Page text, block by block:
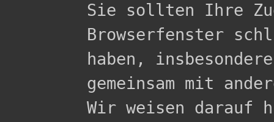
Sie sollten Ihre
Browserfenster
haben,
gemeinsam mit
Wir weisen darauf